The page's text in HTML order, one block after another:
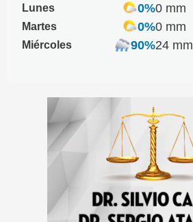
Lunes
0%0 mm
Martes
0%0 mm
Miércoles
90%24 mm